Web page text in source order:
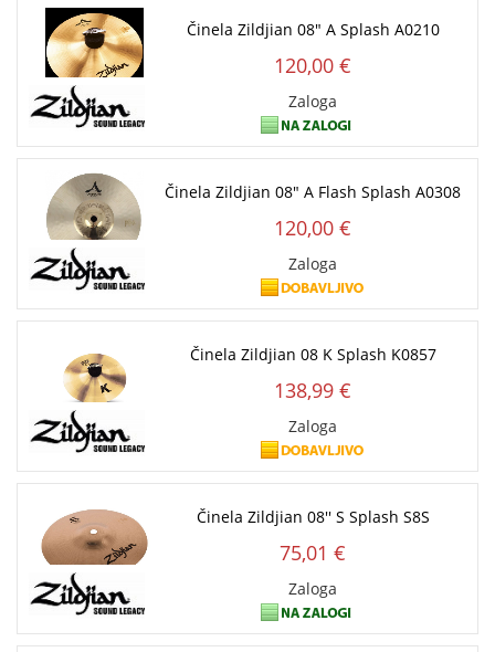
Činela Zildjian 08" A Splash A0210
120,00 €
Zaloga
Činela Zildjian 08" A Flash Splash A0308
120,00 €
Zaloga
Činela Zildjian 08 K Splash K0857
138,99 €
Zaloga
Činela Zildjian 08'' S Splash S8S
75,01 €
Zaloga